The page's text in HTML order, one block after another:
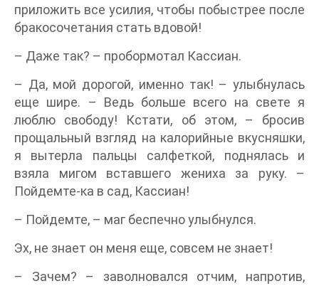
приложить все усилия, чтобы побыстрее после
бракосочетания стать вдовой!
– Даже так? – пробормотал Кассиан.
– Да, мой дорогой, именно так! – улыбнулась
еще шире. – Ведь больше всего на свете я
люблю свободу! Кстати, об этом, – бросив
прощальный взгляд на калорийные вкусняшки,
я вытерла пальцы салфеткой, поднялась и
взяла мигом вставшего жениха за руку. –
Пойдемте-ка в сад, Кассиан!
– Пойдемте, – маг беспечно улыбнулся.
Эх, не знает он меня еще, совсем не знает!
– Зачем? – заволновался отчим, напротив,